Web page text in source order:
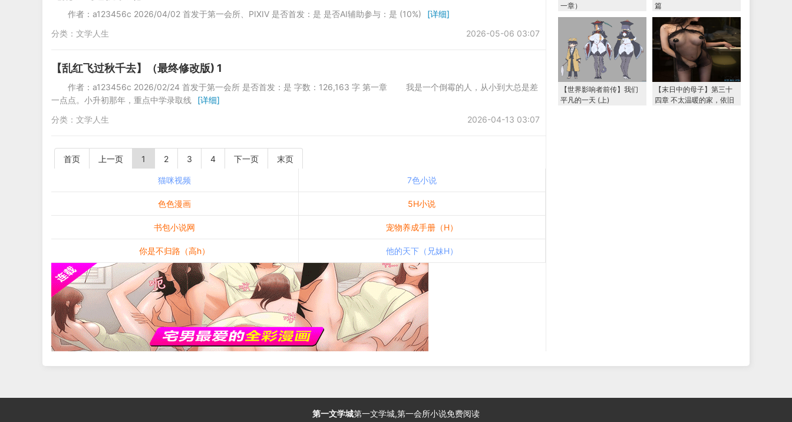
作者：a123456c 2026/04/02 首发于第一会所、PIXIV 是否首发：是 是否AI辅助参与：是 (10%)
[详细]
2026-05-06 03:07
分类： 文学人生
【乱红飞过秋千去】（最终修改版) 1
作者：a123456c 2026/02/24 首发于第一会所 是否首发：是 字数：126,163 字 第一章 我是一个倒霉的人，从小到大总是差
一点点。小升初那年，重点中学录取线
[详细]
2026-04-13 03:07
分类： 文学人生
首页 上一页 1 2 3 4 下一页 末页
猫咪视频 7色小说
色色漫画 5H小说
书包小说网 宠物养成手册（H）
你是不归路（高h） 他的天下（兄妹H）
一章）
篇
【世界影响者前传】我们
平凡的一天 (上)
【末日中的母子】第三十
四章 不太温暖的家，依旧
第一文学城第一文学城,第一会所小说免费阅读